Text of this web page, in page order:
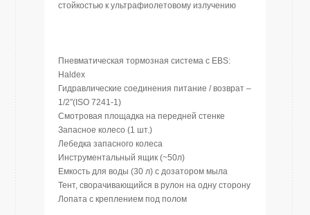
стойкостью к ультрафиолетовому излучению
Пневматическая тормозная система с EBS:
Haldex
Гидравлические соединения питание / возврат –
1/2″(ISO 7241-1)
Смотровая площадка на передней стенке
Запасное колесо (1 шт.)
Лебедка запасного колеса
Инструментальный ящик (~50л)
Емкость для воды (30 л) с дозатором мыла
Тент, сворачивающийся в рулон на одну сторону
Лопата с креплением под полом